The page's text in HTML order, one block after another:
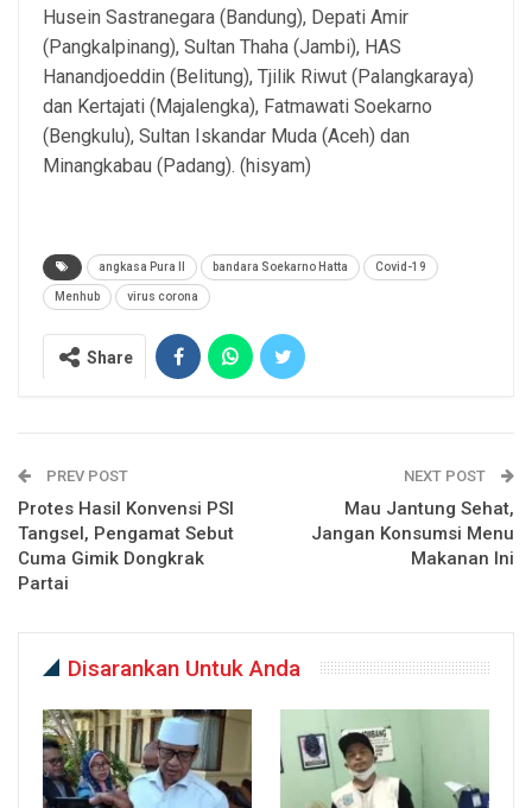
Husein Sastranegara (Bandung), Depati Amir
(Pangkalpinang), Sultan Thaha (Jambi), HAS
Hanandjoeddin (Belitung), Tjilik Riwut (Palangkaraya)
dan Kertajati (Majalengka), Fatmawati Soekarno
(Bengkulu), Sultan Iskandar Muda (Aceh) dan
Minangkabau (Padang). (hisyam)
angkasa Pura II bandara Soekarno Hatta Covid-19
Menhub virus corona
Share
PREV POST
Protes Hasil Konvensi PSI
Tangsel, Pengamat Sebut
Cuma Gimik Dongkrak
Partai
NEXT POST
Mau Jantung Sehat,
Jangan Konsumsi Menu
Makanan Ini
Disarankan Untuk Anda